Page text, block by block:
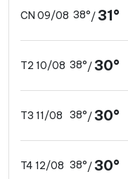
CN 09/08 38°/31°
T2 10/08 38°/30°
T3 11/08 38°/30°
T4 12/08 38°/30°